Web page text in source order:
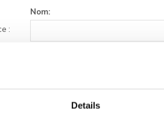
Details
:
Nom: